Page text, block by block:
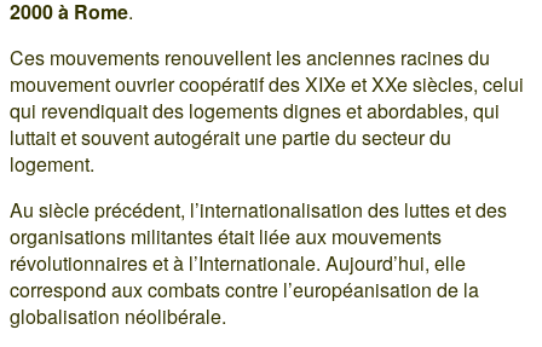
2000 à Rome.
Ces mouvements renouvellent les anciennes racines du
mouvement ouvrier coopératif des XIXe et XXe siècles, celui
qui revendiquait des logements dignes et abordables, qui
luttait et souvent autogérait une partie du secteur du
logement.
Au siècle précédent, l’internationalisation des luttes et des
organisations militantes était liée aux mouvements
révolutionnaires et à l’Internationale. Aujourd’hui, elle
correspond aux combats contre l’européanisation de la
globalisation néolibérale.